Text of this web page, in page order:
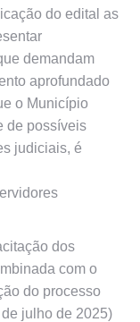
do edital as
demandam
aprofundado
o Município
de possíveis
judiciais, é
dos
com o
do processo
julho de 2025)